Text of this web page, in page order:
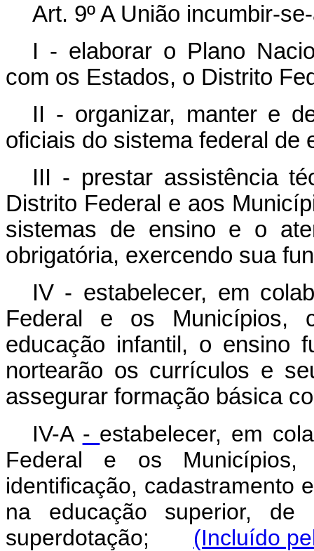
Art. 9º A União
I - elaborar o Plano
com os Estados, o Distrito
II - organizar, manter e
oficiais do sistema federal de
III - prestar assistência
Distrito Federal e aos
sistemas de ensino e o
obrigatória, exercendo sua
IV - estabelecer, em
Federal e os Municípios,
educação infantil, o ensino
nortearão os currículos e
assegurar formação básica
IV-A - estabelecer, em
Federal e os Municípios,
identificação, cadastramento
na educação superior, de
superdotação; (Incluído